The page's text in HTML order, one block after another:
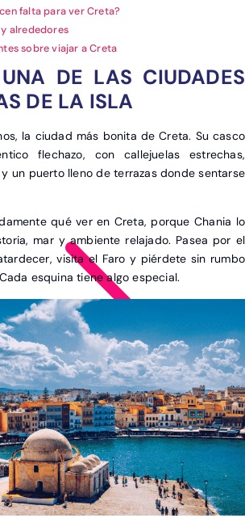
ÁRABES
falta para ver Creta?
alrededores
sobre viajar a Creta
DE LAS CIUDADES
DE LA ISLA
la ciudad más bonita de Creta. Su casco
flechazo, con callejuelas estrechas,
un puerto lleno de terrazas donde sentarse
qué ver en Creta, porque Chania lo
mar y ambiente relajado. Pasea por el
visita el Faro y piérdete sin rumbo
esquina tiene algo especial.